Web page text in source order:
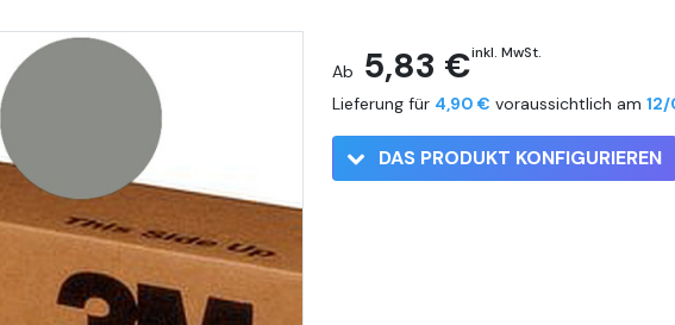
Ab 5,83 €inkl. MwSt.
Lieferung für 4,90 € voraussichtlich am
DAS PRODUKT KONFIGURIEREN